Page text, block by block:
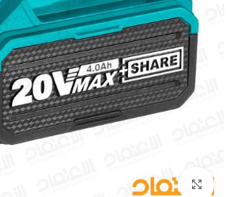
Click to enlarge